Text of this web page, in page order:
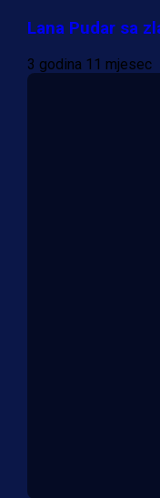
Lana Pudar sa
3 godina 11 mjesec